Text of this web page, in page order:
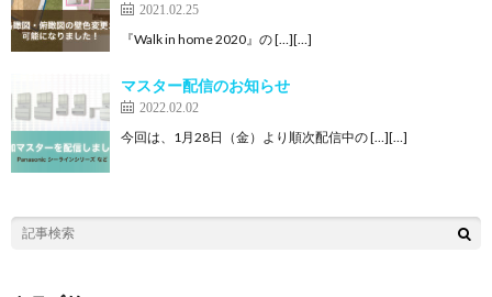
2021.02.25
『Walk in home 2020』の […][…]
マスター配信のお知らせ
2022.02.02
今回は、1月28日（金）より順次配信中の […][…]